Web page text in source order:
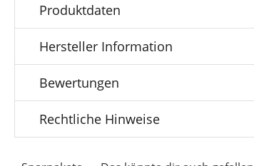
Produktdaten
Hersteller Information
Bewertungen
Rechtliche Hinweise